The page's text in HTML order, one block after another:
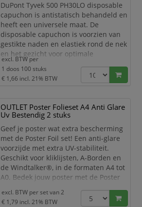
DuPont Tyvek 500 PH30LO disposable
capuchon is antistatisch behandeld en
heeft een universele maat. De
disposable capuchon is voorzien van
gestikte naden en elastiek rond de nek
en het gezicht voor optimale
bescherming.&#13;
<ul>&#13;
<li>Kap en flens gefabriceerd met
<li>Gestikte naden</li>&#13;
<li>Elastiek rond de nek en het
gezicht</li>&#13;
<li>Antistatisch behandeld</li>&#13;
<li>One size fits all</li>&#13;
<li>
excl. BTW per
1 doos 100 stuks
€ 1,66 incl. 21% BTW
OUTLET Poster Folieset A4 Anti Glare
Uv Bestendig 2 stuks
Geef je poster wat extra bescherming
met de Poster Foil set! Een anti-glare
voorzijde met extra UV-stabiliteit.
Geschikt voor kliklijsten, A-Borden en
de Windtalker®, in de formaten A4 tot
A0. Bedek jouw poster met de Poster
Anti-glare, UV-bestendige poster
excl. BTW perset van 2
€ 1,79 incl. 21% BTW